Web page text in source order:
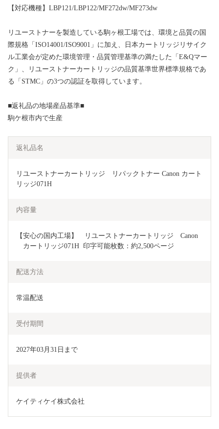
【対応機種】LBP121/LBP122/MF272dw/MF273dw
リユーストナーを製造している駒ヶ根工場では、環境と品質の国
際規格「ISO14001/ISO9001」に加え、日本カートリッジリサイク
ル工業会が定めた環境管理・品質管理基準の満たした「E&Qマー
ク」、リユーストナーカートリッジの品質基準世界標準規格であ
る「STMC」の3つの認証を取得しています。
■返礼品の地場産品基準■
駒ケ根市内で生産
返礼品名
リユーストナーカートリッジ　リパックトナー Canon カート
リッジ071H
内容量
【安心の国内工場】　リユーストナーカートリッジ　Canon
カートリッジ071H  印字可能枚数：約2,500ページ
配送方法
常温配送
受付期間
2027年03月31日まで
提供者
ケイティケイ株式会社